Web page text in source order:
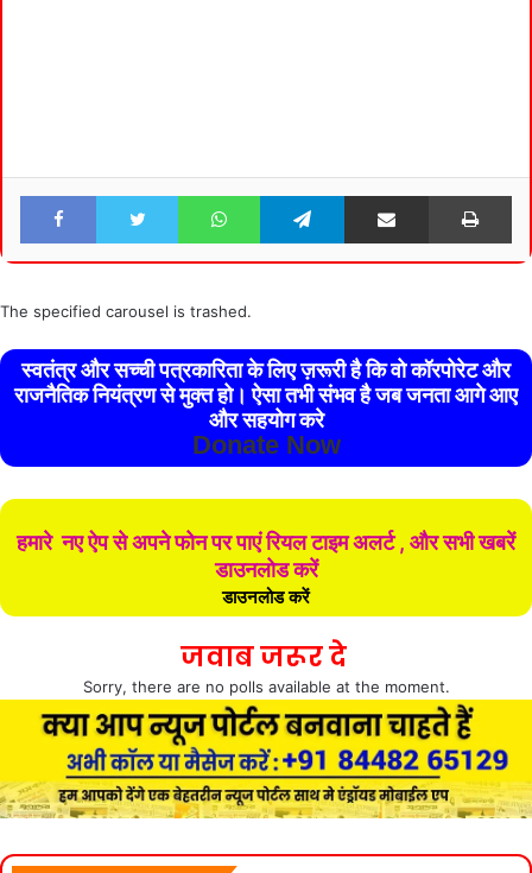
Facebook Twitter WhatsApp Telegram Share via Email
The specified carousel is trashed.
स्वतंत्र और सच्ची पत्रकारिता के लिए ज़रूरी है कि वो कॉरपोरेट और
राजनैतिक नियंत्रण से मुक्त हो। ऐसा तभी संभव है जब जनता आगे आए
और सहयोग करे
Donate Now
हमारे नए ऐप से अपने फोन पर पाएं रियल टाइम अलर्ट , और सभी खबरें
डाउनलोड करें
डाउनलोड करें
जवाब जरूर दे
Sorry, there are no polls available at the moment.